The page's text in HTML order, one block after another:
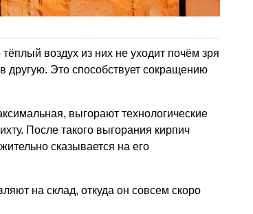
воздух из них не уходит почём зря
другую. Это способствует сокращению
выгорают технологические
После такого выгорания кирпич
сказывается на его
на склад, откуда он совсем скоро